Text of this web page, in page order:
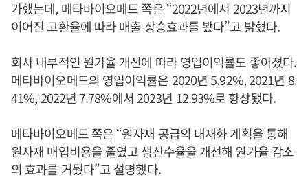
가했는데, 메타바이오메드 쪽은 “2022년에서 2023년까지
이어진 고환율에 따라 매출 상승효과를 봤다”고 밝혔다.
회사 내부적인 원가율 개선에 따라 영업이익률도 좋아졌다.
메타바이오메드의 영업이익률은 2020년 5.92%, 2021년 8.
41%, 2022년 7.78%에서 2023년 12.93%로 향상됐다.
메타바이오메드 쪽은 “원자재 공급의 내재화 계획을 통해
원자재 매입비용을 줄였고 생산수율을 개선해 원가율 감소
의 효과를 거뒀다”고 설명했다.